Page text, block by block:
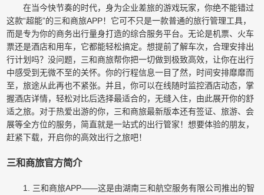
在当今快节奏的时代，身为企业差旅的游戏玩家，你绝不能错过
这款“超能”的三和商旅APP！它可不只是一款普通的旅行管理工具，
而是专为你的商务出行量身打造的综合服务平台。无论是机票、火车
票还是酒店和用车，它都能轻松搞定。想提前了解车次，合理安排出
行计划吗？没问题，三和商旅帮你把一切做到极致高效，让你在出行
中感受到无微不至的关怀。你的行程信息一目了然，时间安排靡靡而
至，旅途从此再也不紧张。并且，你可以在线随时监控酒店动态，掌
握酒店详情，轻松对比后选择最适合的，无缝入住，由此展开你的舒
适之旅。对于热爱出游的你，三和商旅最新版本还有签证、旅游、会
展等全方位的服务，简直就是一站式的出行管家！想要体验的朋友，
赶紧下载，开启你的高效出行之旅吧！
三和商旅官方简介
1. 三和商旅APP——这是由湖南三和航空服务有限公司推出的智